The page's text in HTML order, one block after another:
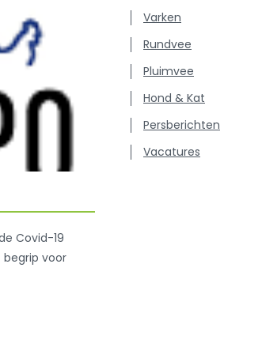
Covid-19
begrip voor
Varken
Rundvee
Pluimvee
Hond & Kat
Persberichten
Vacatures